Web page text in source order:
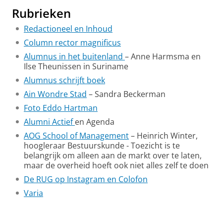
Rubrieken
Redactioneel en Inhoud
Column rector magnificus
Alumnus in het buitenland – Anne Harmsma en
Ilse Theunissen in Suriname
Alumnus schrijft boek
Ain Wondre Stad – Sandra Beckerman
Foto Eddo Hartman
Alumni Actief en Agenda
AOG School of Management– Heinrich Winter,
hoogleraar Bestuurskunde - Toezicht is te
belangrijk om alleen aan de markt over te laten,
maar de overheid hoeft ook niet alles zelf te doen
De RUG op Instagram en Colofon
Varia